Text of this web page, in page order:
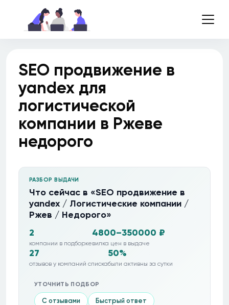
SEO продвижение в
yandex для
логистической
компании в Ржеве
недорого
РАЗБОР ВЫДАЧИ
Что сейчас в «SEO продвижение в
yandex / Логистические компании /
Ржев / Недорого»
2
компании в подборке
4800–350000 ₽
вилка цен в выдаче
27
отзывов у компаний списка
50%
были активны за сутки
УТОЧНИТЬ ПОДБОР
С отзывами Быстрый ответ